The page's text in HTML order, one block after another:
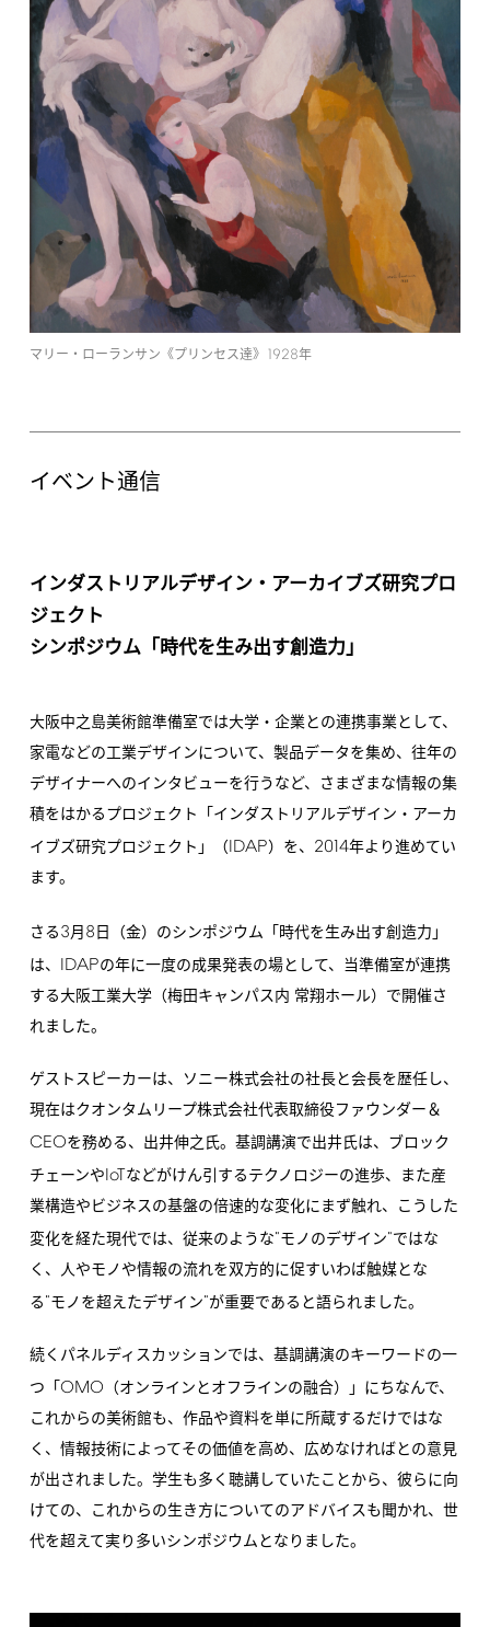
マリー・ローランサン《プリンセス達》 1928年
イベント通信
インダストリアルデザイン・アーカイブズ研究プロ
ジェクト
シンポジウム「時代を生み出す創造力」
大阪中之島美術館準備室では大学・企業との連携事業として、
家電などの工業デザインについて、製品データを集め、往年の
デザイナーへのインタビューを行うなど、さまざまな情報の集
積をはかるプロジェクト「インダストリアルデザイン・アーカ
イブズ研究プロジェクト」（IDAP）を、 2014年より進めてい
ます。
さる3月 8 日（金）のシンポジウム「時代を生み出す創造力」
は、 IDAPの年に一度の成果発表の場として、当準備室が連携
する大阪工業大学（梅田キャンパス内 常翔ホール）で開催さ
れました。
ゲストスピーカーは、ソニー株式会社の社長と会長を歴任し、
現在はクオンタムリープ株式会社代表取締役ファウンダー＆
CEOを務める、出井伸之氏。基調講演で出井氏は、ブロック
チェーンやIoTなどがけん引するテクノロジーの進歩、また産
業構造やビジネスの基盤の倍速的な変化にまず触れ、こうした
変化を経た現代では、従来のような"モノのデザイン"ではな
く、人やモノや情報の流れを双方的に促すいわば触媒とな
る"モノを超えたデザイン"が重要であると語られました。
続くパネルディスカッションでは、基調講演のキーワードの一
つ「OMO （オンラインとオフラインの融合）」にちなんで、
これからの美術館も、作品や資料を単に所蔵するだけではな
く、情報技術によってその価値を高め、広めなければとの意見
が出されました。学生も多く聴講していたことから、彼らに向
けての、これからの生き方についてのアドバイスも聞かれ、世
代を超えて実り多いシンポジウムとなりました。